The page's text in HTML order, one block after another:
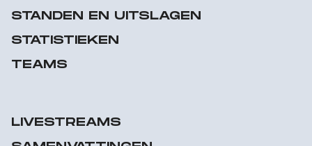
STANDEN EN UITSLAGEN
STATISTIEKEN
TEAMS
LIVESTREAMS